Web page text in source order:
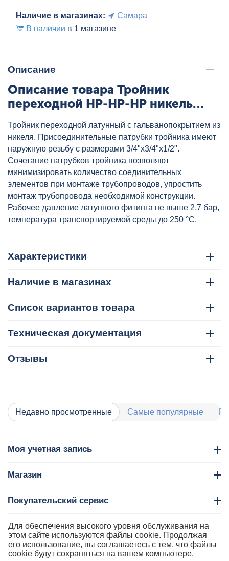
Наличие в магазинах:
Самара
В наличии в 1 магазине
Описание
Описание товара Тройник
переходной НР-НР-НР никель
3/4"x3/4"x1/2" VALTEC, артикул:
VTr.131.RN.050504
Тройник переходной латунный с гальванопокрытием из
никеля. Присоединительные патрубки тройника имеют
наружную резьбу с размерами 3/4"x3/4"x1/2".
Сочетание патрубков тройника позволяют
минимизировать количество соединительных
элементов при монтаже трубопроводов, упростить
монтаж трубопровода необходимой конструкции.
Рабочее давление латунного фитинга не выше 2,7 бар,
температура транспортируемой среды до 250 °С.
Характеристики
Наличие в магазинах
Список вариантов товара
Техническая документация
Отзывы
Недавно просмотренные Самые популярные
Моя учетная запись
Магазин
Покупательский сервис
Контакты
Для обеспечения высокого уровня обслуживания на
этом сайте используются файлы cookie. Продолжая
его использование, вы соглашаетесь с тем, что файлы
cookie будут сохраняться на вашем компьютере.